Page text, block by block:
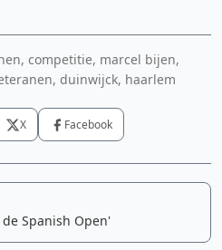
competitie, marcel bijen,
duinwijck, haarlem
X Facebook
Spanish Open'